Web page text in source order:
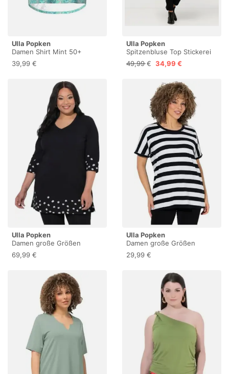
Ulla Popken
Damen Shirt Mint 50+
39,99 €
Ulla Popken
Spitzenbluse Top Stickerei
A-Linie Rundhals Rüsche
ärmellos
49,99 € 34,99 €
Ulla Popken
Damen große Größen
Übergrößen Plus Size
Longshirt, Motivdruck, A-
schwarz 58+ 852055100-
69,99 €
Ulla Popken
Damen große Größen
Übergrößen Plus Size T-
Shirt, Ringel, Oversized,
62+ 850522100-62+
29,99 €